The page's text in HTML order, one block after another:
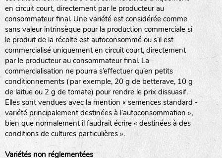
en circuit court, directement par le producteur au
consommateur final. Une variété est considérée comme
sans valeur intrinsèque pour la production commerciale si
le produit de la récolte est autoconsommé ou s’il est
commercialisé uniquement en circuit court, directement
par le producteur au consommateur final. La
commercialisation ne pourra s’effectuer qu’en petits
conditionnements (par exemple, 20 g de betterave, 10 g
de laitue ou 2 g de tomate) pour rendre le prix dissuasif.
Elles sont vendues avec la mention « semences standard -
variété principalement destinées à l’autoconsommation »,
bien que normalement il faudrait écrire « destinées à des
conditions de cultures particulières ».
Variétés non réglementées